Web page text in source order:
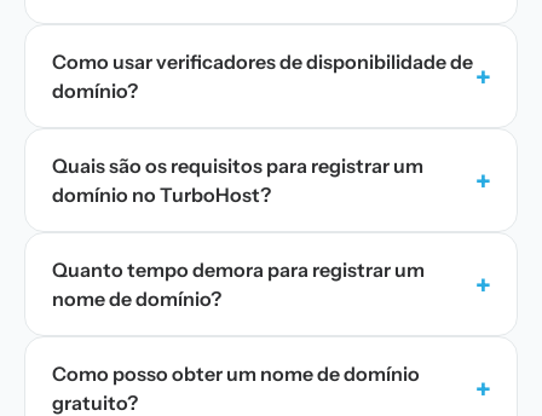
Como usar verificadores de disponibilidade de
domínio?
+
Quais são os requisitos para registrar um
domínio no TurboHost?
+
Quanto tempo demora para registrar um
nome de domínio?
+
Como posso obter um nome de domínio
gratuito?
+